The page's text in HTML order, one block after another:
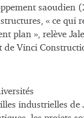
« ce qui
plan », relève
de Vinci
industrielles